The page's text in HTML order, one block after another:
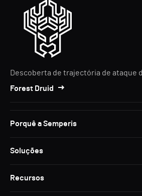
Descoberta de trajectória de ataque
Forest Druid
Porquê a Semperis
Soluções
Recursos